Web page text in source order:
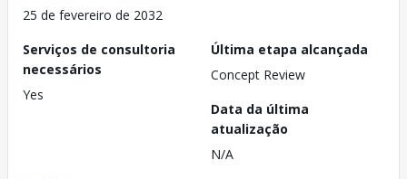
25 de fevereiro de 2032
Serviços de consultoria
necessários
Yes
Última etapa alcançada
Concept Review
Data da última
atualização
N/A